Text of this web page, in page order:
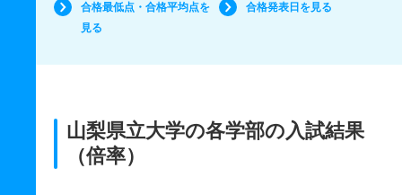
合格最低点・合格平均点を
見る
合格発表日を見る
山梨県立大学の各学部の入試結果
（倍率）